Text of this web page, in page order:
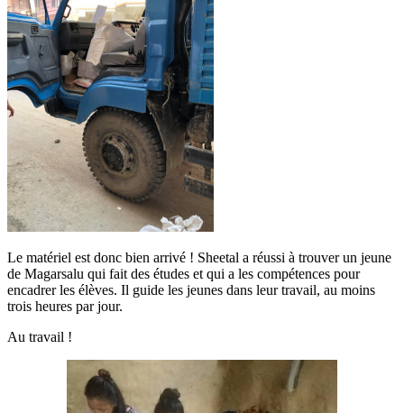
Le matériel est donc bien arrivé ! Sheetal a réussi à trouver un jeune
de Magarsalu qui fait des études et qui a les compétences pour
encadrer les élèves. Il guide les jeunes dans leur travail, au moins
trois heures par jour.
Au travail !